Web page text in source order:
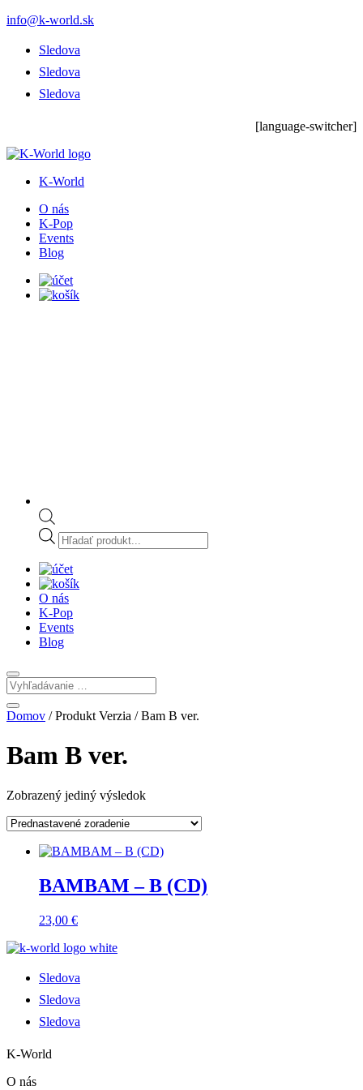
info@k-world.sk
Sledova
Sledova
Sledova
[language-switcher]
K-World
O nás
K-Pop
Events
Blog
Products
search
O nás
K-Pop
Events
Blog
Domov / Produkt Verzia / Bam B ver.
Bam B ver.
Zobrazený jediný výsledok
BAMBAM – B (CD)
23,00 €
Sledova
Sledova
Sledova
K-World
O nás